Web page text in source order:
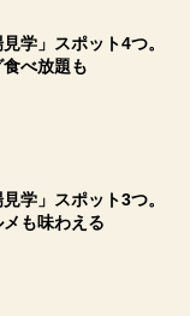
学」スポット4つ。
べ放題も
学」スポット3つ。
も味わえる